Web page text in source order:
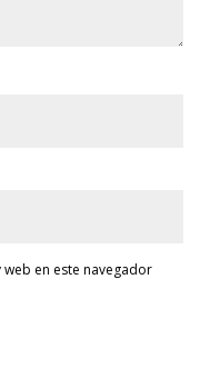
en este navegador